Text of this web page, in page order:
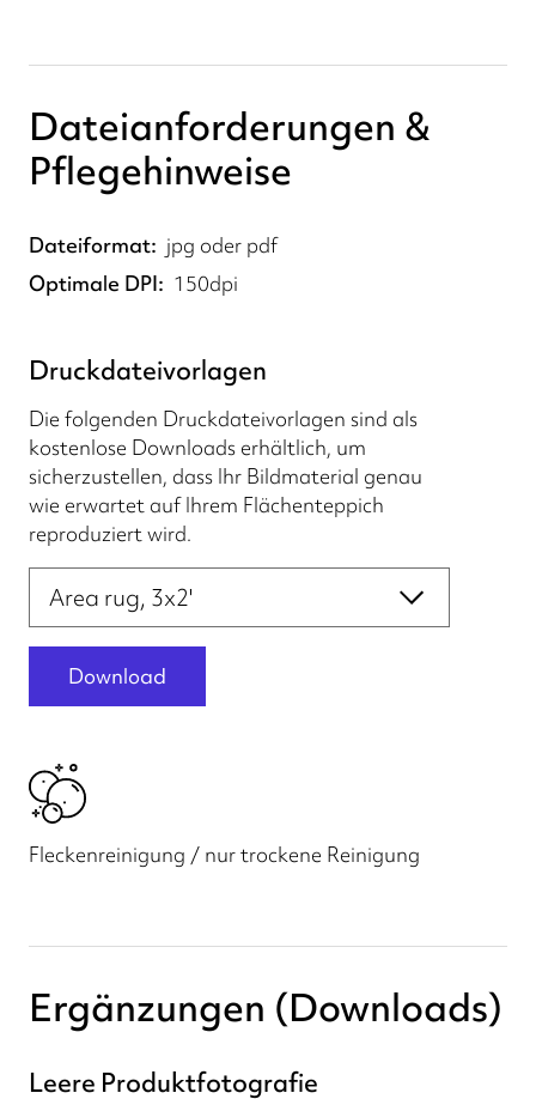
Dateianforderungen &
Pflegehinweise
Dateiformat
jpg oder pdf
Optimale DPI
150dpi
Druckdateivorlagen
Die folgenden Druckdateivorlagen sind als
kostenlose Downloads erhältlich, um
sicherzustellen, dass Ihr Bildmaterial genau
wie erwartet auf Ihrem Flächenteppich
reproduziert wird.
Druckdateivorlagen
Download
Fleckenreinigung / nur trockene Reinigung
Ergänzungen (Downloads)
Leere Produktfotografie